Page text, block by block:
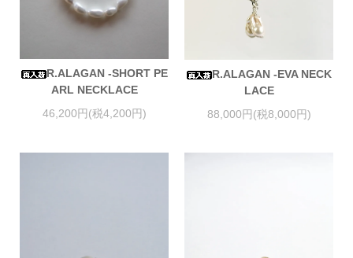
R.ALAGAN -SHORT PE
ARL NECKLACE
46,200円(税4,200円)
R.ALAGAN -EVA NECK
LACE
88,000円(税8,000円)